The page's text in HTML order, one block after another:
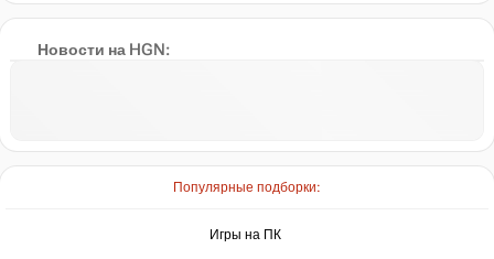
Новости на HGN:
Популярные подборки:
Игры на ПК